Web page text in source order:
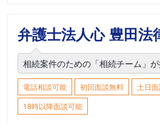
弁護士法人心 豊田法
相続案件のための「相続チーム」が
電話相談可能 初回面談無料
土日
18時以降面談可能